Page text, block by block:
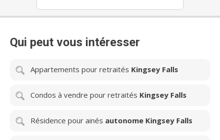
Qui peut vous intéresser
Appartements pour retraités Kingsey Falls
Condos à vendre pour retraités Kingsey Falls
Résidence pour ainés autonome Kingsey Falls